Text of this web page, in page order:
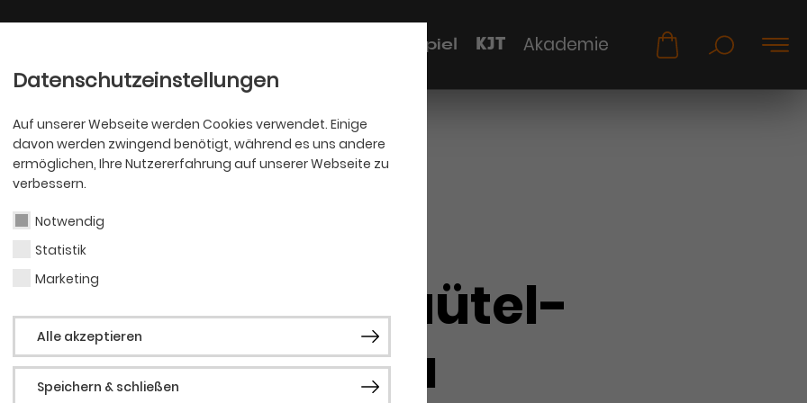
Datenschutzeinstellungen
Auf unserer Webseite werden Cookies verwendet. Einige
davon werden zwingend benötigt, während es uns andere
ermöglichen, Ihre Nutzererfahrung auf unserer Webseite zu
verbessern.
Notwendig
Statistik
Marketing
Alle akzeptieren
Speichern & schließen
Schauspiel KJT Akademie
Kai Rüütel-
Pajula